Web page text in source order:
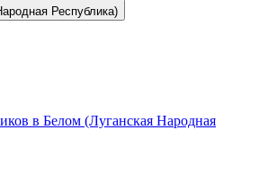
Республика)
в Белом (Луганская Народная